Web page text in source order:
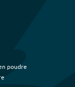
poudre